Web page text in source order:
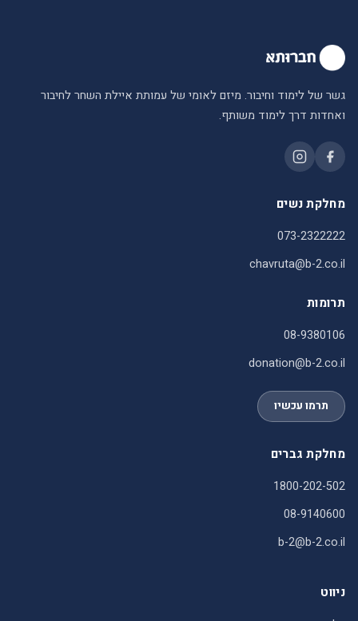
גשר של לימוד וחיבור. מיזם לאומי של עמותת איילת השחר לחיבור
ואחדות דרך לימוד משותף.
מחלקת נשים
073-2322222
chavruta@b-2.co.il
תרומות
08-9380106
donation@b-2.co.il
תרמו עכשיו
מחלקת גברים
1800-202-502
08-9140600
b-2@b-2.co.il
ניווט